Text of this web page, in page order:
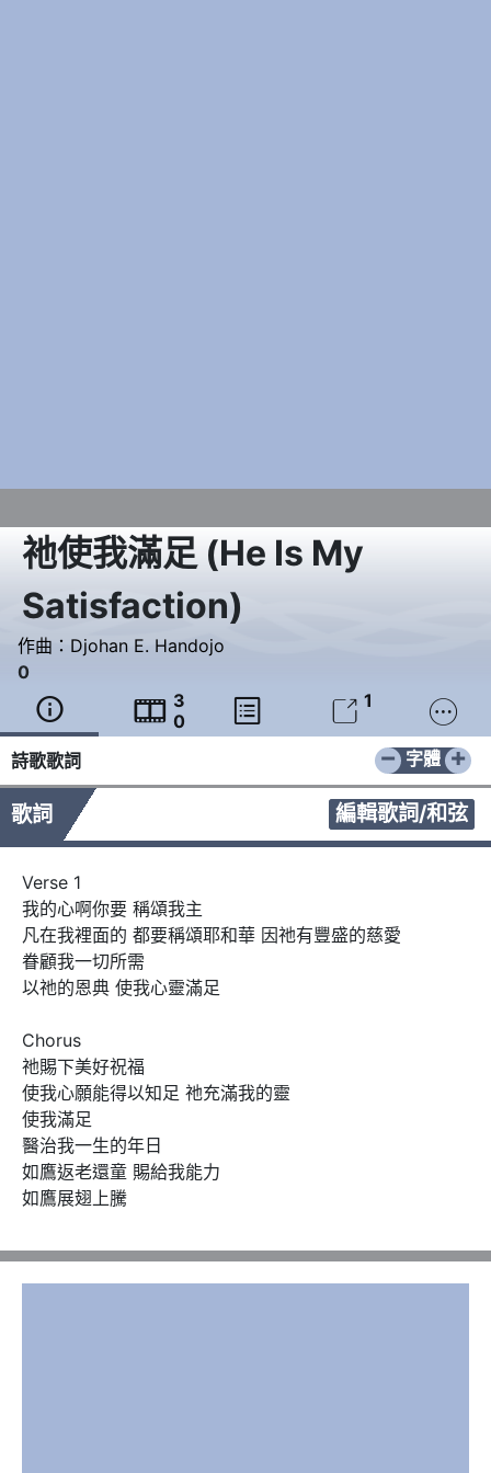
祂使我滿足(He Is My
Satisfaction)
作曲： Djohan E. Handojo
0
  3
0
  1 
詩歌歌詞 − +
字體
歌詞 編輯歌詞/和弦
Verse 1
我的心啊你要 稱頌我主
凡在我裡面的 都要稱頌耶和華 因祂有豐盛的慈愛
眷顧我一切所需
以祂的恩典 使我心靈滿足
Chorus
祂賜下美好祝福
使我心願能得以知足 祂充滿我的靈
使我滿足
醫治我一生的年日
如鷹返老還童 賜給我能力
如鷹展翅上騰